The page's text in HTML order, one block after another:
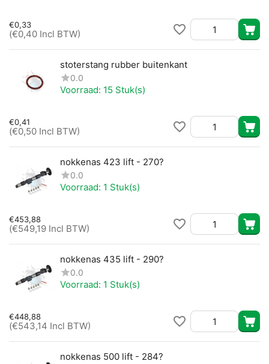
€0,33
(€0,40 Incl BTW)
stoterstang rubber buitenkant
0.0
Voorraad: 15 Stuk(s)
€0,41
(€0,50 Incl BTW)
nokkenas 423 lift - 270?
0.0
Voorraad: 1 Stuk(s)
€453,88
(€549,19 Incl BTW)
nokkenas 435 lift - 290?
0.0
Voorraad: 1 Stuk(s)
€448,88
(€543,14 Incl BTW)
nokkenas 500 lift - 284?